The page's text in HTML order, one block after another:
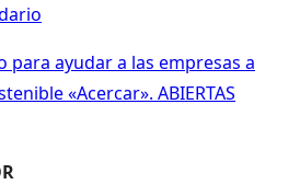
ayudar a las empresas a
«Acercar». ABIERTAS